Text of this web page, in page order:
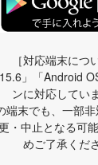
［対応端末につ
」「Android
ンに対応してい
端末でも、一部
・中止となる可
めご了承くだ